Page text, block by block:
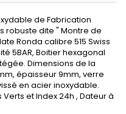
de Fabrication
robuste dite " Montre de
Ronda calibre 515 Swiss
5BAR, Boitier hexagonal
Dimensions de la
épaisseur 9mm, verre
en acier inoxydable.
et Index 24h , Dateur à